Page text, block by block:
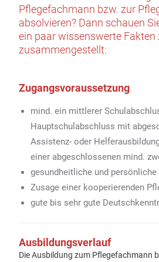
Pflegefachmann bzw. zur
absolvieren? Dann schauen
ein paar wissenswerte Fakten
zusammengestellt:
Zugangsvoraussetzung
mind. ein mittlerer
Hauptschulabschluss mit
Assistenz- oder
einer abgeschlossenen mind.
gesundheitliche und persönliche
Zusage einer kooperierenden
gute bis sehr gute
Ausbildungsverlauf
Die Ausbildung zum Pflegefachmann